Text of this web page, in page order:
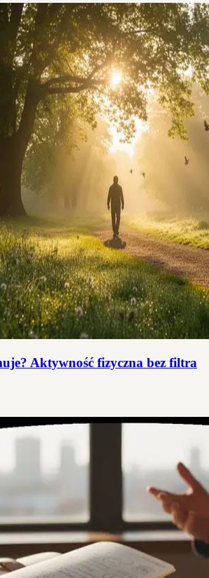
Aktywność fizyczna bez filtra